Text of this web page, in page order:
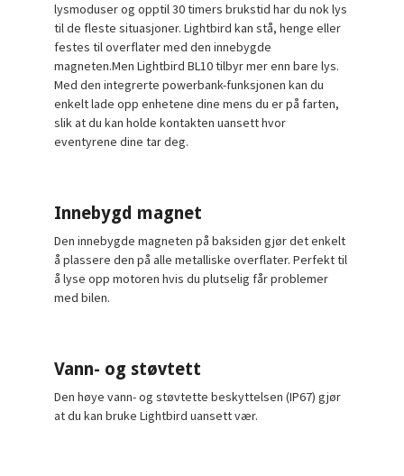
lysmoduser og opptil 30 timers brukstid har du nok lys
til de fleste situasjoner. Lightbird kan stå, henge eller
festes til overflater med den innebygde
magneten.Men Lightbird BL10 tilbyr mer enn bare lys.
Med den integrerte powerbank-funksjonen kan du
enkelt lade opp enhetene dine mens du er på farten,
slik at du kan holde kontakten uansett hvor
eventyrene dine tar deg.
Innebygd magnet
Den innebygde magneten på baksiden gjør det enkelt
å plassere den på alle metalliske overflater. Perfekt til
å lyse opp motoren hvis du plutselig får problemer
med bilen.
Vann- og støvtett
Den høye vann- og støvtette beskyttelsen (IP67) gjør
at du kan bruke Lightbird uansett vær.